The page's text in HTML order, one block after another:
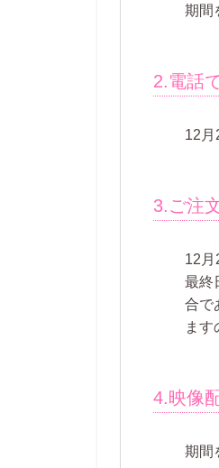
期間
2.電話
12月
3.ご注
12月
最終
合で
ます
4.映像
期間